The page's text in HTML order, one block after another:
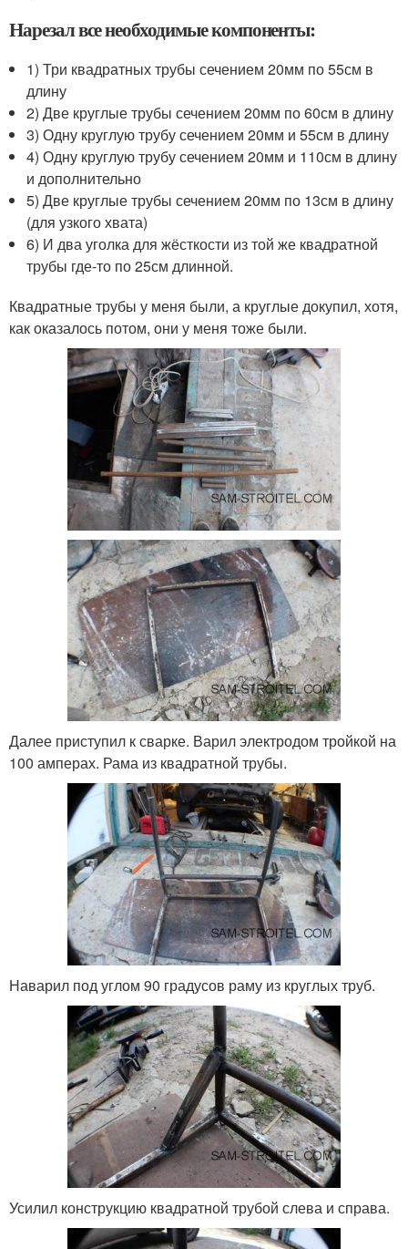
Нарезал все необходимые компоненты:
1) Три квадратных трубы сечением 20мм по 55см в
длину
2) Две круглые трубы сечением 20мм по 60см в длину
3) Одну круглую трубу сечением 20мм и 55см в длину
4) Одну круглую трубу сечением 20мм и 110см в длину
и дополнительно
5) Две круглые трубы сечением 20мм по 13см в длину
(для узкого хвата)
6) И два уголка для жёсткости из той же квадратной
трубы где-то по 25см длинной.
Квадратные трубы у меня были, а круглые докупил, хотя,
как оказалось потом, они у меня тоже были.
Далее приступил к сварке. Варил электродом тройкой на
100 амперах. Рама из квадратной трубы.
Наварил под углом 90 градусов раму из круглых труб.
Усилил конструкцию квадратной трубой слева и справа.